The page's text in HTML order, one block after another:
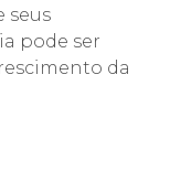
seus
pode ser
da